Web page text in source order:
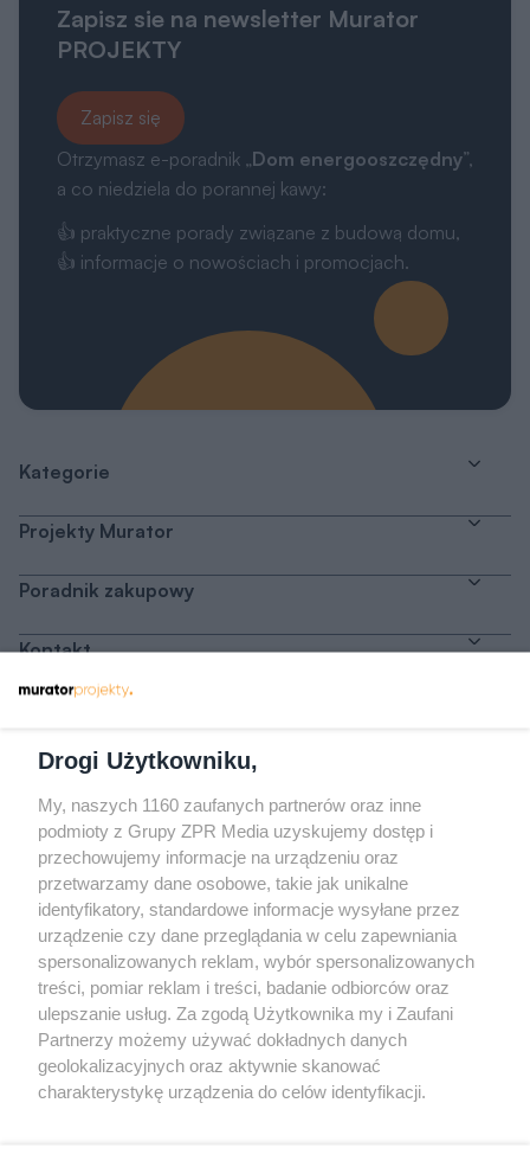
Zapisz sie na newsletter Murator
PROJEKTY
Zapisz się
Otrzymasz e-poradnik „Dom energooszczędny”,
a co niedziela do porannej kawy:
👍 praktyczne porady związane z budową domu,
👍 informacje o nowościach i promocjach.
Kategorie
Projekty Murator
Poradnik zakupowy
Kontakt
Odwiedź grupę na Facebooku
Gdybym budował drugi raz - mądry Polak
przed budową
Forum Muratora
Drogi Użytkowniku,
My, naszych 1160 zaufanych partnerów oraz inne
podmioty z Grupy ZPR Media uzyskujemy dostęp i
przechowujemy informacje na urządzeniu oraz
przetwarzamy dane osobowe, takie jak unikalne
identyfikatory, standardowe informacje wysyłane przez
urządzenie czy dane przeglądania w celu zapewniania
spersonalizowanych reklam, wybór spersonalizowanych
treści, pomiar reklam i treści, badanie odbiorców oraz
ulepszanie usług. Za zgodą Użytkownika my i Zaufani
Partnerzy możemy używać dokładnych danych
geolokalizacyjnych oraz aktywnie skanować
charakterystykę urządzenia do celów identyfikacji.